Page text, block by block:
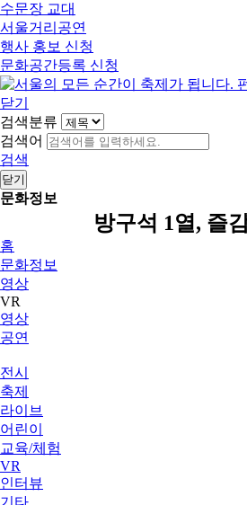
수문장 교대
서울거리공연
행사 홍보 신청
문화공간등록 신청
닫기
검색분류
검색어
검색
닫기
문화정보
방구석 1열, 즐
홈
문화정보
영상
VR
영상
공연
전시
축제
라이브
어린이
교육/체험
VR
인터뷰
기타